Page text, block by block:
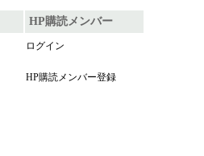
HP購読メンバー
ログイン
HP購読メンバー登録